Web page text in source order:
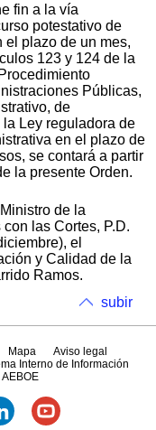
fin a la vía
potestativo de
el plazo de un mes,
123 y 124 de la
Públicas,
de
Ley reguladora de
en el plazo de
se contará a partir
la presente Orden.
de la
las Cortes, P.D.
el
y Calidad de la
Ramos.
subir
Mapa
Aviso legal
Interno de Información